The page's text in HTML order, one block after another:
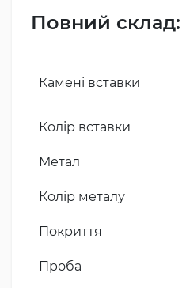
Повний склад:
Камені вставки
Колір вставки
Метал
Колір металу
Покриття
Проба